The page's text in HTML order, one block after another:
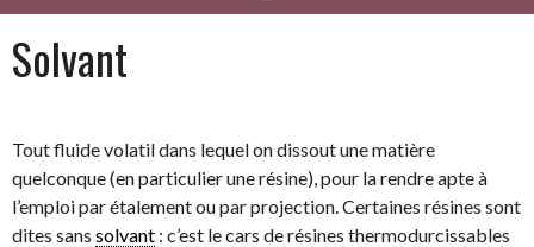
Solvant
Tout fluide volatil dans lequel on dissout une matière
quelconque (en particulier une résine), pour la rendre apte à
l’emploi par étalement ou par projection. Certaines résines sont
dites sans solvant : c’est le cars de résines thermodurcissables